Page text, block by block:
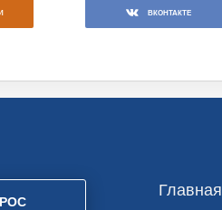
ВКОНТАКТЕ
Главная